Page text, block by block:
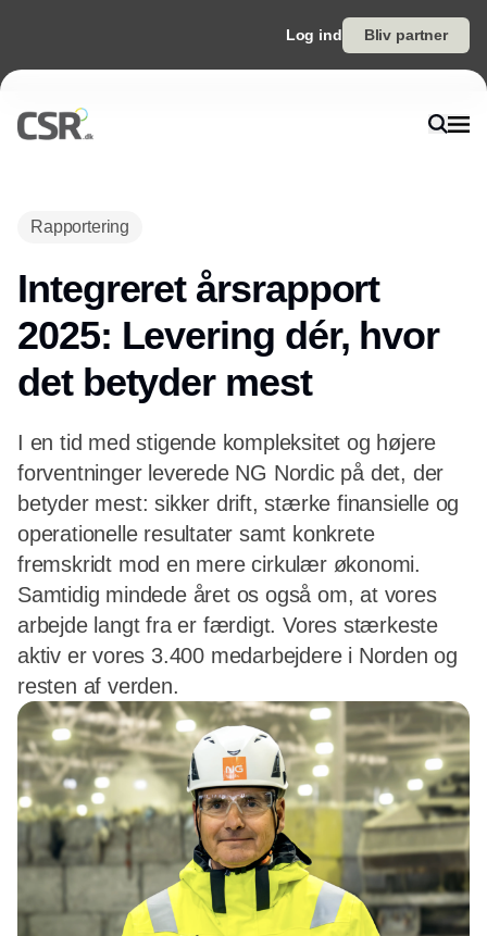
Log ind Bliv partner
Rapportering
Integreret årsrapport
2025: Levering dér, hvor
det betyder mest
I en tid med stigende kompleksitet og højere
forventninger leverede NG Nordic på det, der
betyder mest: sikker drift, stærke finansielle og
operationelle resultater samt konkrete
fremskridt mod en mere cirkulær økonomi.
Samtidig mindede året os også om, at vores
arbejde langt fra er færdigt. Vores stærkeste
aktiv er vores 3.400 medarbejdere i Norden og
resten af verden.